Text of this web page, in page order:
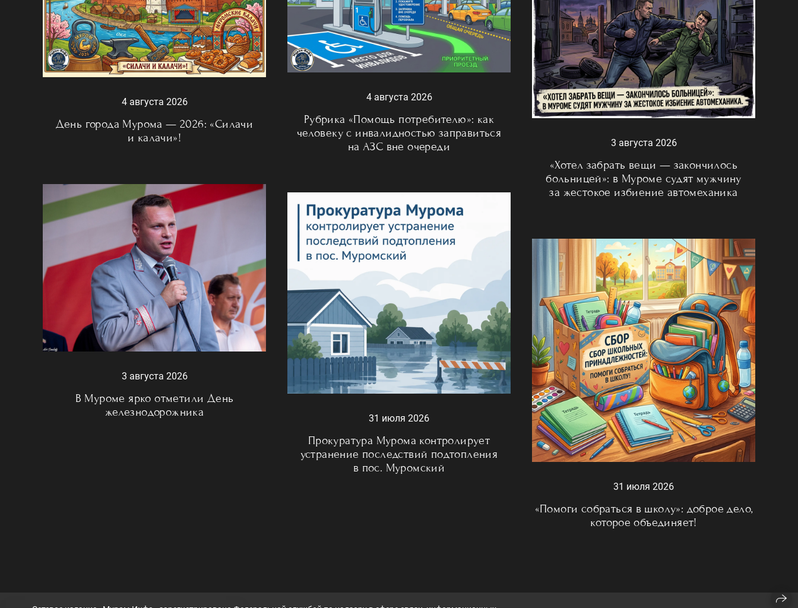
4 августа 2026
Рубрика «Помощь потребителю»: как
человеку с инвалидностью заправиться
на АЗС вне очереди
4 августа 2026
День города Мурома — 2026: «Силачи
и калачи»!
3 августа 2026
«Хотел забрать вещи — закончилось
больницей»: в Муроме судят мужчину
за жестокое избиение автомеханика
3 августа 2026
В Муроме ярко отметили День
железнодорожника
31 июля 2026
Прокуратура Мурома контролирует
устранение последствий подтопления
в пос. Муромский
31 июля 2026
«Помоги собраться в школу»: доброе дело,
которое объединяет!